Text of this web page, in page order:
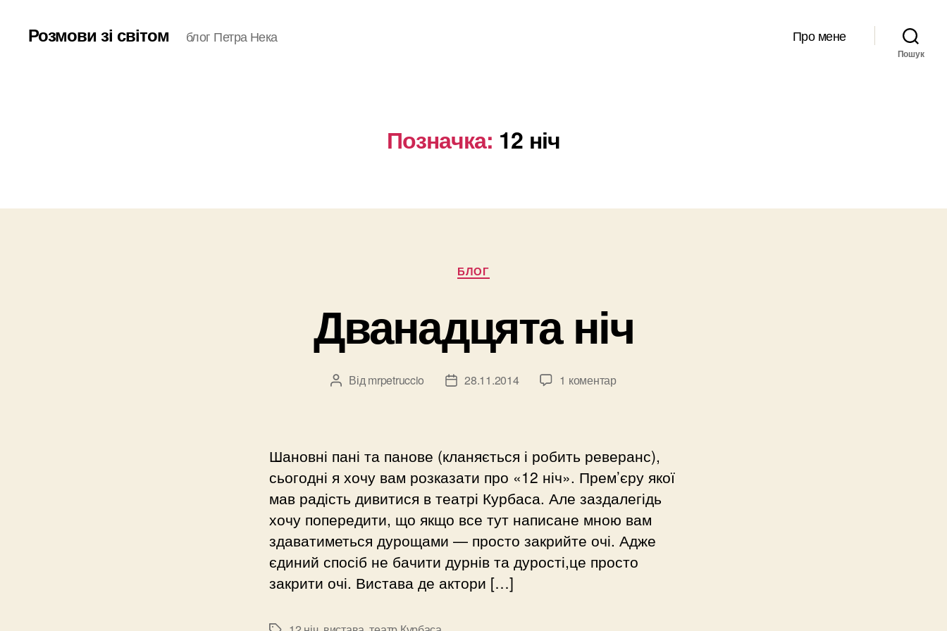
Розмови зі світом блог Петра Нека Про мене
Пошук
Позначка: 12 ніч
Категорії
БЛОГ
Дванадцята ніч
Автор
Від mrpetruccio
Дата28.11.2014 1 коментар
Шановні пані та панове (кланяється і робить реверанс),
сьогодні я хочу вам розказати про «12 ніч». Прем’єру якої
мав радість дивитися в театрі Курбаса. Але заздалегідь
хочу попередити, що якщо все тут написане мною вам
здаватиметься дурощами — просто закрийте очі. Адже
єдиний спосіб не бачити дурнів та дурості,це просто
закрити очі. Вистава де актори […]